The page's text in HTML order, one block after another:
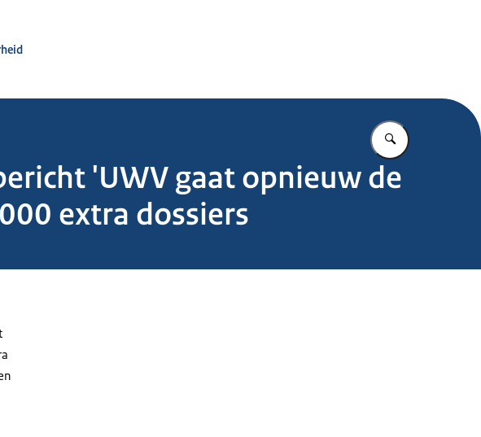
Vul in wat u
'UWV gaat opnieuw de
extra dossiers